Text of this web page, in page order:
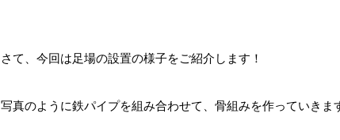
さて、今回は足場の設置の様子をご紹介します！
写真のように鉄パイプを組み合わせて、骨組みを作っていきま